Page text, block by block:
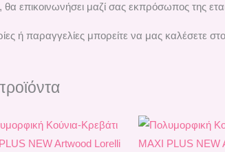
επικοινωνήσει μαζί σας εκπρόσωπος της
ή παραγγελίες μπορείτε να μας καλέσετε